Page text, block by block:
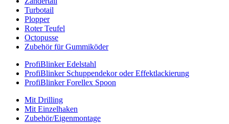
Turbotail
Plopper
Roter Teufel
Octopusse
Zubehör für Gummiköder
ProfiBlinker Edelstahl
ProfiBlinker Schuppendekor oder Effektlackierung
ProfiBlinker Forellex Spoon
Mit Drilling
Mit Einzelhaken
Zubehör/Eigenmontage